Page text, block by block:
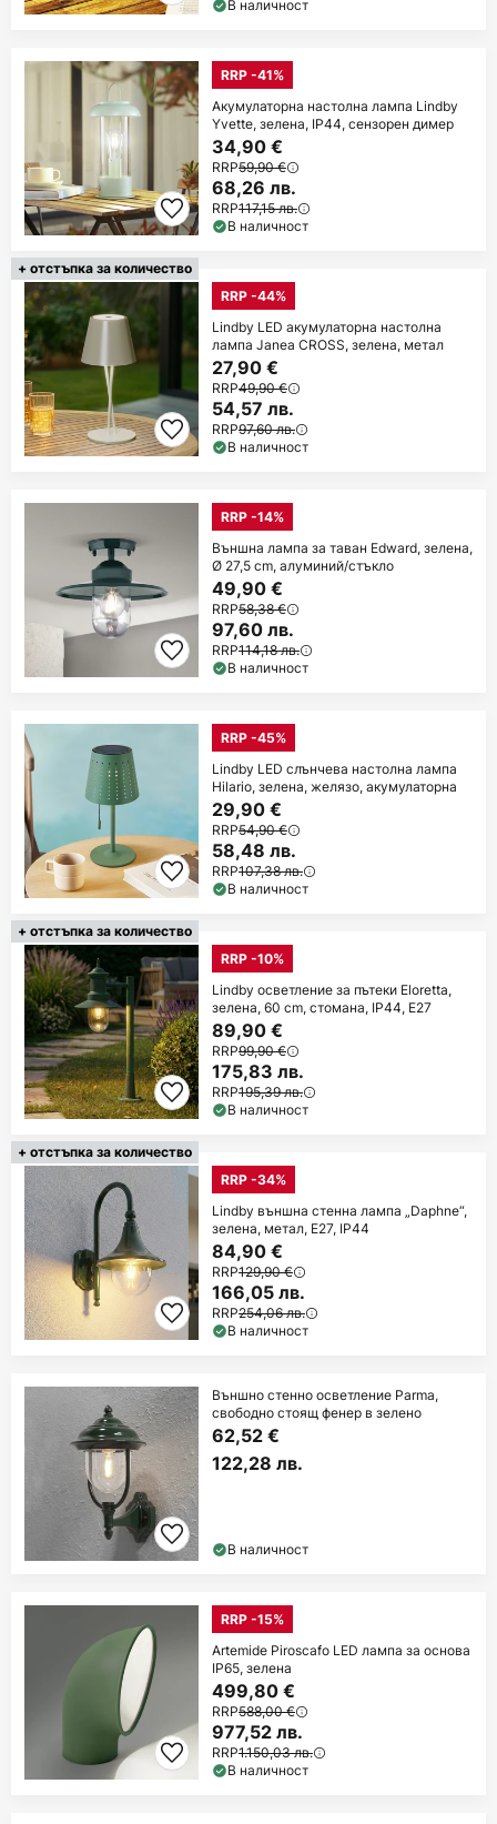
В наличност
RRP -41%
Акумулаторна настолна лампа Lindby
Yvette, зелена, IP44, сензорен димер
34,90 €
RRP59,90 €
68,26 лв.
RRP117,15 лв.
В наличност
+ отстъпка за количество
RRP -44%
Lindby LED акумулаторна настолна
лампа Janea CROSS, зелена, метал
27,90 €
RRP49,90 €
54,57 лв.
RRP97,60 лв.
В наличност
RRP -14%
Външна лампа за таван Edward, зелена,
Ø 27,5 cm, алуминий/стъкло
49,90 €
RRP58,38 €
97,60 лв.
RRP114,18 лв.
В наличност
RRP -45%
Lindby LED слънчева настолна лампа
Hilario, зелена, желязо, акумулаторна
29,90 €
RRP54,90 €
58,48 лв.
RRP107,38 лв.
В наличност
+ отстъпка за количество
RRP -10%
Lindby осветление за пътеки Eloretta,
зелена, 60 cm, стомана, IP44, E27
89,90 €
RRP99,90 €
175,83 лв.
RRP195,39 лв.
В наличност
+ отстъпка за количество
RRP -34%
Lindby външна стенна лампа „Daphne“,
зелена, метал, E27, IP44
84,90 €
RRP129,90 €
166,05 лв.
RRP254,06 лв.
В наличност
Външно стенно осветление Parma,
свободно стоящ фенер в зелено
62,52 €
122,28 лв.
В наличност
RRP -15%
Artemide Piroscafo LED лампа за основа
IP65, зелена
499,80 €
RRP588,00 €
977,52 лв.
RRP1.150,03 лв.
В наличност